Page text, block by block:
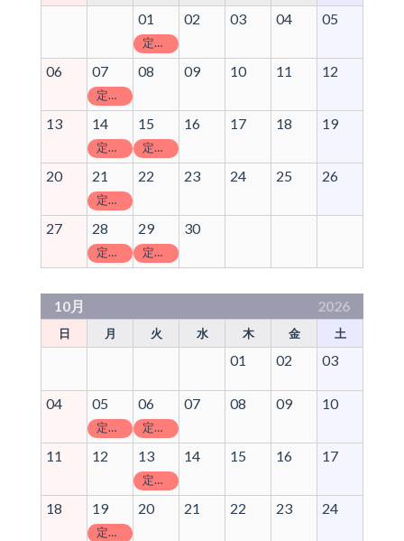
01
定休日
02 03 04 05
06 07
定休日
08 09 10 11 12
13 14
定休日
15
定休日
16 17 18 19
20 21
定休日
22 23 24 25 26
27 28
定休日
29
定休日
30
10月 2026
日 月 火 水 木 金 土
01 02 03
04 05
定休日
06
定休日
07 08 09 10
11 12 13
定休日
14 15 16 17
18 19
定休日
20 21 22 23 24